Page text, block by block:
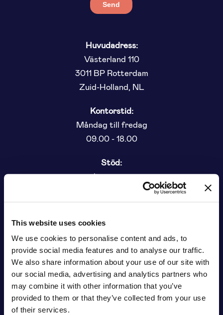
This website uses cookies
We use cookies to personalise content and ads, to
provide social media features and to analyse our traffic.
We also share information about your use of our site with
our social media, advertising and analytics partners who
may combine it with other information that you’ve
provided to them or that they’ve collected from your use
of their services.
Huvudadress:
Västerland 110
3011 BP Rotterdam
Zuid-Holland, NL
Kontorstid:
Måndag till fredag
09.00 - 18.00
Stöd:
consult@symson.com